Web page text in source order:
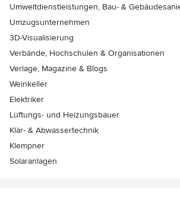
Umweltdienstleistungen, Bau- &
Umzugsunternehmen
3D-Visualisierung
Verbände, Hochschulen & Organisationen
Verlage, Magazine & Blogs
Weinkeller
Elektriker
Lüftungs- und Heizungsbauer
Klär- & Abwassertechnik
Klempner
Solaranlagen